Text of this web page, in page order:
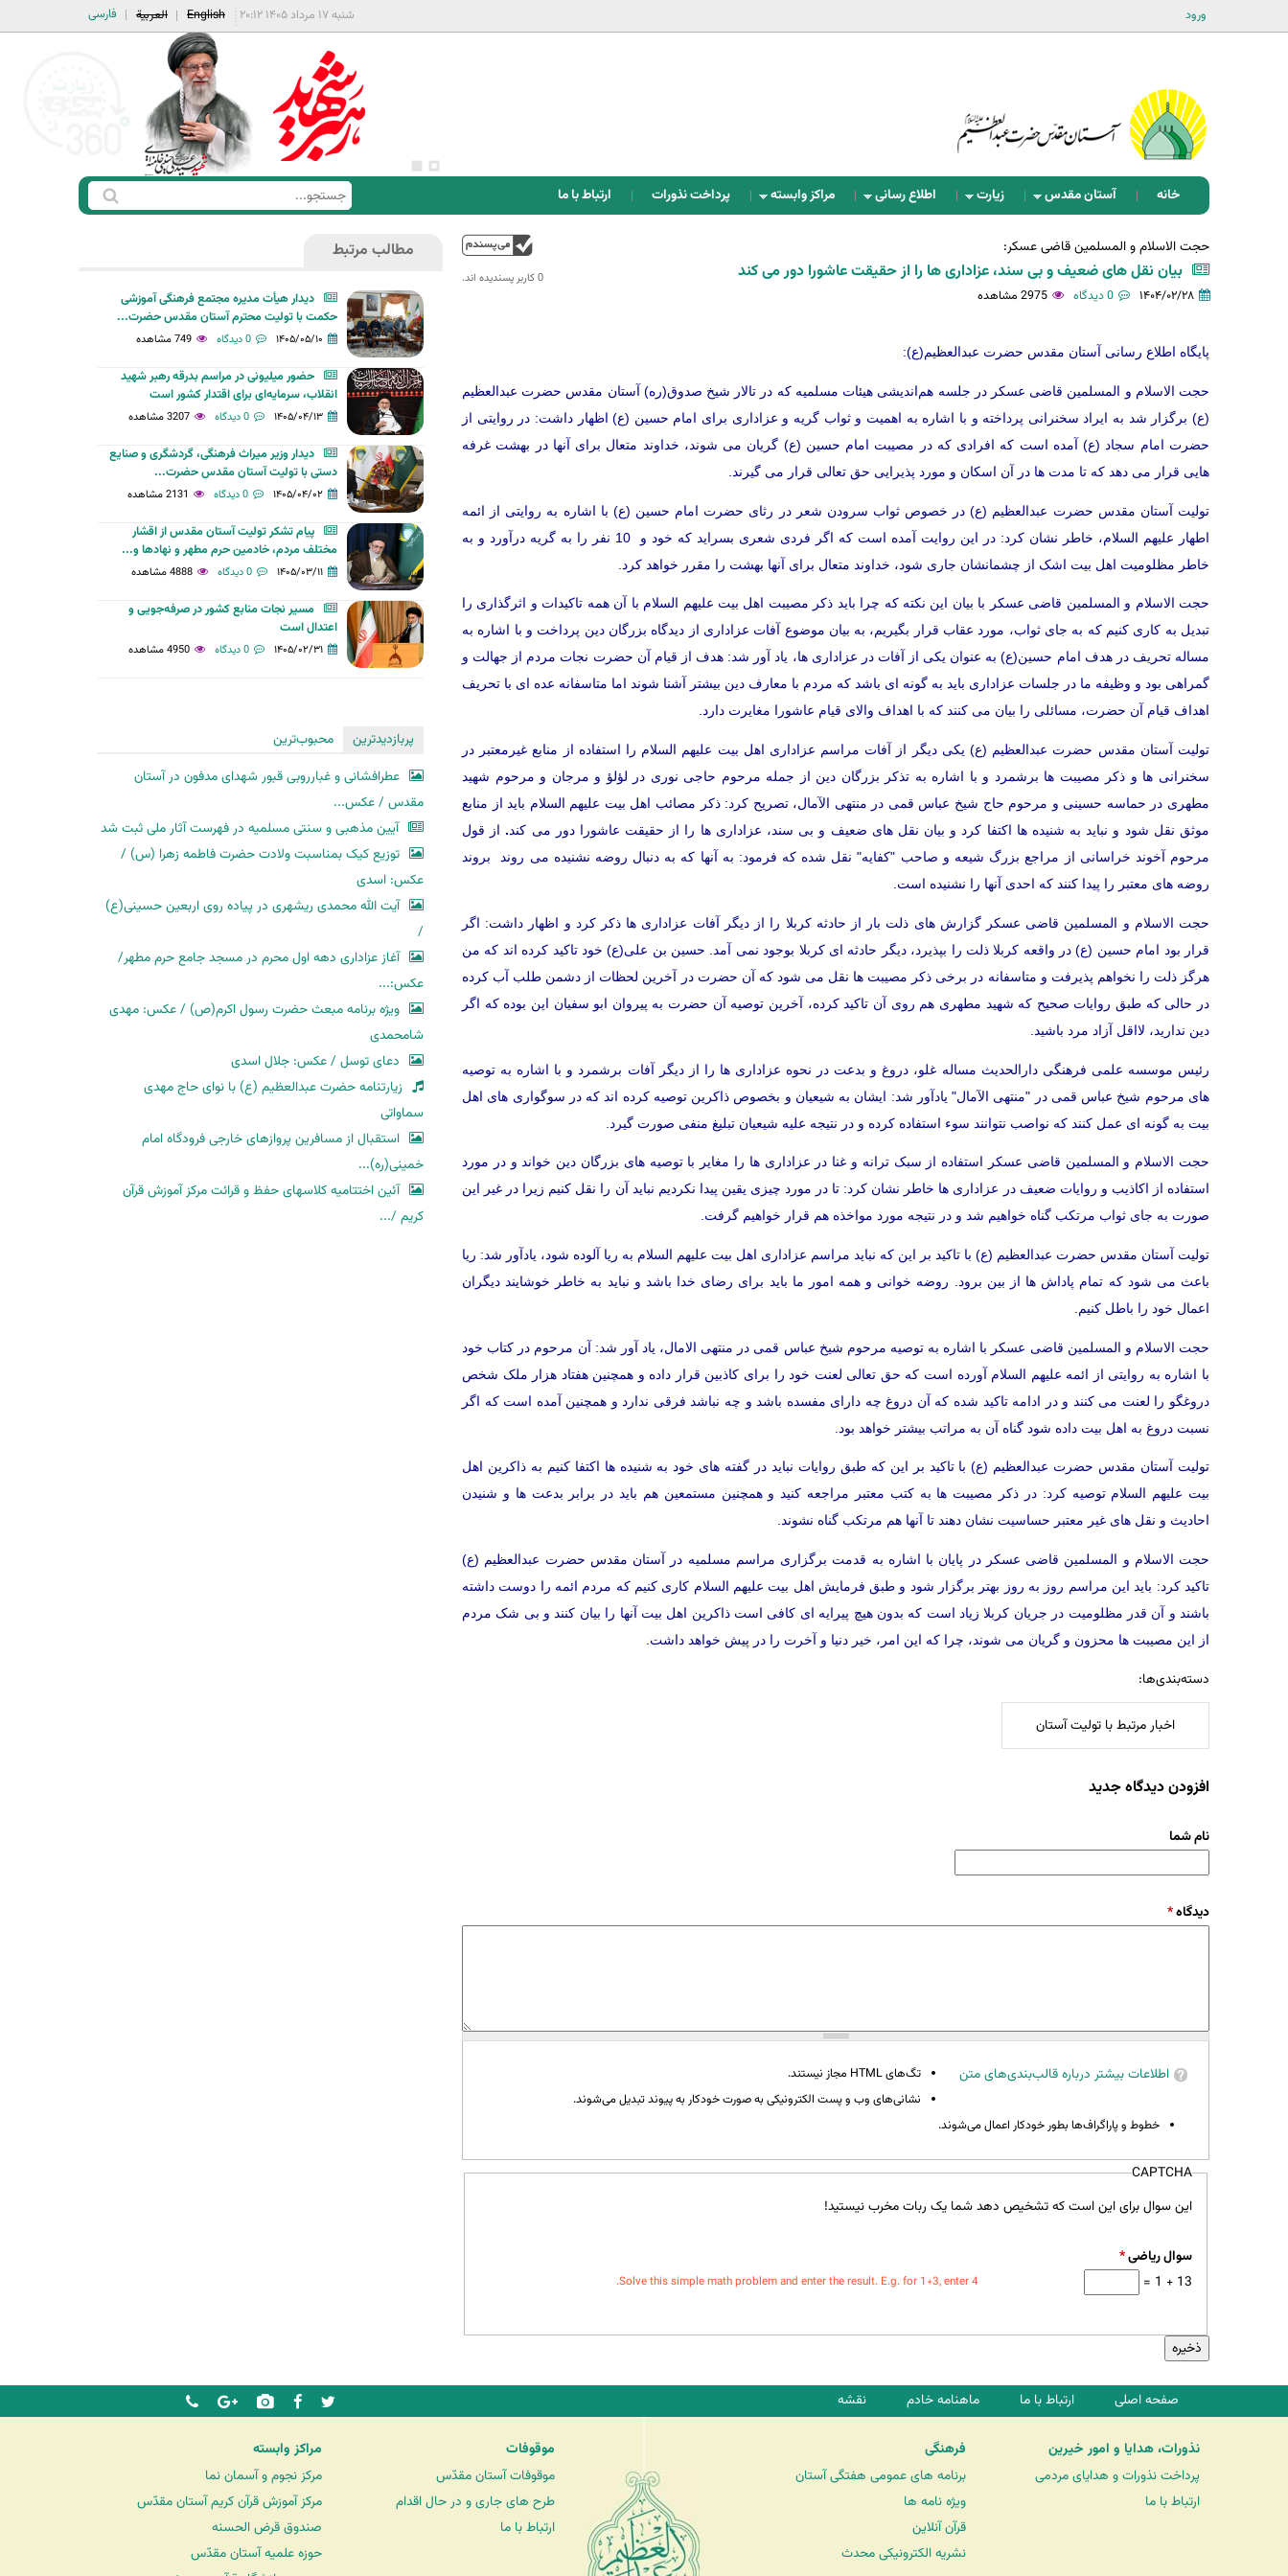
ورود فارسی العربية English شنبه ۱۷ مرداد ۱۴۰۵ ۲۰:۱۲
خانه آستان مقدس زیارت اطلاع رسانی مراکز وابسته پرداخت نذورات ارتباط با ما
ف
ر
ج
س
ج
س
ت
0 کاربر پسندیده اند.‎
حجت الاسلام و المسلمین قاضی عسکر:
بیان نقل های ضعیف و بی سند، عزاداری ها را از حقیقت عاشورا دور می کند
۱۴۰۴/۰۲/۲۸ 0 دیدگاه 2975 مشاهده
پایگاه اطلاع رسانی آستان مقدس حضرت عبدالعظیم(ع):
حجت الاسلام و المسلمین قاضی عسکر در جلسه هم‌انديشی هيئات مسلميه که در تالار شیخ صدوق(ره) آستان مقدس حضرت عبدالعظیم
(ع) برگزار شد به ایراد سخنرانی پرداخته و با اشاره به اهمیت و ثواب گریه و عزاداری برای امام حسین (ع) اظهار داشت: در روایتی از
حضرت امام سجاد (ع) آمده است که افرادی که در مصیبت امام حسین (ع) گریان می شوند، خداوند متعال برای آنها در بهشت غرفه
هایی قرار می دهد که تا مدت ها در آن اسکان و مورد پذیرایی حق تعالی قرار می گیرند.
تولیت آستان مقدس حضرت عبدالعظیم (ع) در خصوص ثواب سرودن شعر در رثای حضرت امام حسین (ع) با اشاره به روایتی از ائمه
اطهار علیهم السلام، خاطر نشان کرد: در این روایت آمده است که اگر فردی شعری بسراید که خود و 10 نفر را به گریه درآورد و به
خاطر مظلومیت اهل بیت اشک از چشمانشان جاری شود، خداوند متعال برای آنها بهشت را مقرر خواهد کرد.
حجت الاسلام و المسلمین قاضی عسکر با بیان این نکته که چرا باید ذکر مصیبت اهل بیت علیهم السلام با آن همه تاکیدات و اثرگذاری را
تبدیل به کاری کنیم که به جای ثواب، مورد عقاب قرار بگیریم، به بیان موضوع آفات عزاداری از دیدگاه بزرگان دین پرداخت و با اشاره به
مساله تحریف در هدف امام حسین(ع) به عنوان یکی از آفات در عزاداری ها، یاد آور شد: هدف از قیام آن حضرت نجات مردم از جهالت و
گمراهی بود و وظیفه ما در جلسات عزاداری باید به گونه ای باشد که مردم با معارف دین بیشتر آشنا شوند اما متاسفانه عده ای با تحریف
اهداف قیام آن حضرت، مسائلی را بیان می کنند که با اهداف والای قیام عاشورا مغایرت دارد.
تولیت آستان مقدس حضرت عبدالعظیم (ع) یکی دیگر از آفات مراسم عزاداری اهل بیت علیهم السلام را استفاده از منابع غیرمعتبر در
سخنرانی ها و ذکر مصیبت ها برشمرد و با اشاره به تذکر بزرگان دین از جمله مرحوم حاجی نوری در لؤلؤ و مرجان و مرحوم شهید
مطهری در حماسه حسینی و مرحوم حاج شیخ عباس قمی در منتهی الآمال، تصریح کرد: ذکر مصائب اهل بیت علیهم السلام باید از منابع
موثق نقل شود و نباید به شنیده ها اکتفا کرد و بیان نقل های ضعیف و بی سند، عزاداری ها را از حقیقت عاشورا دور می کند. از قول
مرحوم آخوند خراسانی از مراجع بزرگ شیعه و صاحب "کفایه" نقل شده که فرمود: به آنها که به دنبال روضه نشنیده می روند بروند
روضه های معتبر را پیدا کنند که احدی آنها را نشنیده است.
حجت الاسلام و المسلمین قاضی عسکر گزارش های ذلت بار از حادثه کربلا را از دیگر آفات عزاداری ها ذکر کرد و اظهار داشت: اگر
قرار بود امام حسین (ع) در واقعه کربلا ذلت را بپذیرد، دیگر حادثه ای کربلا بوجود نمی آمد. حسین بن علی(ع) خود تاکید کرده اند که من
هرگز ذلت را نخواهم پذیرفت و متاسفانه در برخی ذکر مصیبت ها نقل می شود که آن حضرت در آخرین لحظات از دشمن طلب آب کرده
در حالی که طبق روایات صحیح که شهید مطهری هم روی آن تاکید کرده، آخرین توصیه آن حضرت به پیروان ابو سفیان این بوده که اگر
دین ندارید، لااقل آزاد مرد باشید.
رئیس موسسه علمی فرهنگی دارالحدیث مساله غلو، دروغ و بدعت در نحوه عزاداری ها را از دیگر آفات برشمرد و با اشاره به توصیه
های مرحوم شیخ عباس قمی در "منتهی الآمال" یادآور شد: ایشان به شیعیان و بخصوص ذاکرین توصیه کرده اند که در سوگواری های اهل
بیت به گونه ای عمل کنند که نواصب نتوانند سوء استفاده کرده و در نتیجه علیه شیعیان تبلیغ منفی صورت گیرد.
حجت الاسلام و المسلمین قاضی عسکر استفاده از سبک ترانه و غنا در عزاداری ها را مغایر با توصیه های بزرگان دین خواند و در مورد
استفاده از اکاذیب و روایات ضعیف در عزاداری ها خاطر نشان کرد: تا در مورد چیزی یقین پیدا نکردیم نباید آن را نقل کنیم زیرا در غیر این
صورت به جای ثواب مرتکب گناه خواهیم شد و در نتیجه مورد مواخذه هم قرار خواهیم گرفت.
تولیت آستان مقدس حضرت عبدالعظیم (ع) با تاکید بر این که نباید مراسم عزاداری اهل بیت علیهم السلام به ریا آلوده شود، یادآور شد: ریا
باعث می شود که تمام پاداش ها از بین برود. روضه خوانی و همه امور ما باید برای رضای خدا باشد و نباید به خاطر خوشایند دیگران
اعمال خود را باطل کنیم.
حجت الاسلام و المسلمین قاضی عسکر با اشاره به توصیه مرحوم شیخ عباس قمی در منتهی الامال، یاد آور شد: آن مرحوم در کتاب خود
با اشاره به روایتی از ائمه علیهم السلام آورده است که حق تعالی لعنت خود را برای کاذبین قرار داده و همچنین هفتاد هزار ملک شخص
دروغگو را لعنت می کنند و در ادامه تاکید شده که آن دروغ چه دارای مفسده باشد و چه نباشد فرقی ندارد و همچنین آمده است که اگر
نسبت دروغ به اهل بیت داده شود گناه آن به مراتب بیشتر خواهد بود.
تولیت آستان مقدس حضرت عبدالعظیم (ع) با تاکید بر این که طبق روایات نباید در گفته های خود به شنیده ها اکتفا کنیم به ذاکرین اهل
بیت علیهم السلام توصیه کرد: در ذکر مصیبت ها به کتب معتبر مراجعه کنید و همچنین مستمعین هم باید در برابر بدعت ها و شنیدن
احادیث و نقل های غیر معتبر حساسیت نشان دهند تا آنها هم مرتکب گناه نشوند.
حجت الاسلام و المسلمین قاضی عسکر در پایان با اشاره به قدمت برگزاری مراسم مسلمیه در آستان مقدس حضرت عبدالعظیم (ع)
تاکید کرد: باید این مراسم روز به روز بهتر برگزار شود و طبق فرمایش اهل بیت علیهم السلام کاری کنیم که مردم ائمه را دوست داشته
باشند و آن قدر مظلومیت در جریان کربلا زیاد است که بدون هیچ پیرایه ای کافی است ذاکرین اهل بیت آنها را بیان کنند و بی شک مردم
از این مصیبت ها محزون و گریان می شوند، چرا که این امر، خیر دنیا و آخرت را در پیش خواهد داشت.
دسته‌بندی‌ها:
اخبار مرتبط با تولیت آستان
افزودن دیدگاه جدید
نام شما
دیدگاه*
اطلاعات بیشتر درباره قالب‌بندی‌های متن
تگ‌های HTML مجاز نیستند.
نشانی‌های وب و پست الکترونیکی به صورت خودکار به پیوند تبدیل می‌شوند.
خطوط و پاراگراف‌ها بطور خودکار اعمال می‌شوند.
CAPTCHA
این سوال برای این است که تشخیص دهد شما یک ربات مخرب نیستید!
سوال ریاضی*
13 + 1 =
Solve this simple math problem and enter the result. E.g. for 1+3, enter 4.
مطالب مرتبط
دیدار هیأت مدیره مجتمع فرهنگی آموزشی
حکمت با تولیت محترم آستان مقدس حضرت...
۱۴۰۵/۰۵/۱۰ 0 دیدگاه 749 مشاهده
حضور میلیونی در مراسم بدرقه رهبر شهید
انقلاب، سرمایه‌ای برای اقتدار کشور است
۱۴۰۵/۰۴/۱۳ 0 دیدگاه 3207 مشاهده
دیدار وزیر میراث فرهنگی، گردشگری و صنایع
دستی با تولیت آستان مقدس حضرت...
۱۴۰۵/۰۴/۰۲ 0 دیدگاه 2131 مشاهده
پیام تشکر تولیت آستان مقدس از اقشار
مختلف مردم، خادمین حرم مطهر و نهادها و...
۱۴۰۵/۰۳/۱۱ 0 دیدگاه 4888 مشاهده
مسیر نجات منابع کشور در صرفه‌جویی و
اعتدال است
۱۴۰۵/۰۲/۳۱ 0 دیدگاه 4950 مشاهده
پربازدیدترین
محبوب‌ترین
عطرافشانی و غبارروبی قبور شهدای مدفون در آستان
مقدس / عکس...
آیین مذهبی و سنتی مسلمیه در فهرست آثار ملی ثبت شد
توزیع کیک بمناسبت ولادت حضرت فاطمه زهرا (س) /
عکس: اسدی
آیت الله محمدی ریشهری در پیاده روی اربعین حسینی(ع)
/
آغاز عزاداری دهه اول محرم در مسجد جامع حرم مطهر/
عکس:...
ویژه برنامه مبعث حضرت رسول اکرم(ص) / عکس: مهدی
شامحمدی
دعای توسل / عکس: جلال اسدی
زیارتنامه حضرت عبدالعظیم (ع) با نوای حاج مهدی
سماواتی
استقبال از مسافرین پروازهای خارجی فرودگاه امام
خمینی(ره)...
آئین اختتامیه کلاسهای حفظ و قرائت مرکز آموزش قرآن
کریم /...
صفحه اصلی ارتباط با ما ماهنامه خادم نقشه
نذورات، هدایا و امور خیرین
پرداخت نذورات و هدایای مردمی
ارتباط با ما
فرهنگی
برنامه های عمومی هفتگی آستان
ویژه نامه ها
قرآن آنلاین
نشریه الکترونیکی محدث
موقوفات
موقوفات آستان مقدّس
طرح های جاری و در حال اقدام
ارتباط با ما
مراکز وابسته
مرکز نجوم و آسمان نما
مرکز آموزش قرآن کریم آستان مقدّس
صندوق قرض الحسنه
حوزه علمیه آستان مقدّس